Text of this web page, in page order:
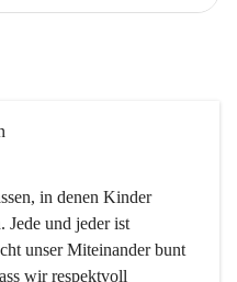
in denen Kinder
Jede und jeder ist
unser Miteinander bunt
wir respektvoll